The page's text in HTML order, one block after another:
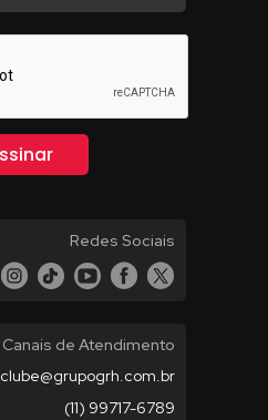
Redes Sociais
Canais de Atendimento
clube@grupogrh.com.br
(11) 99717-6789